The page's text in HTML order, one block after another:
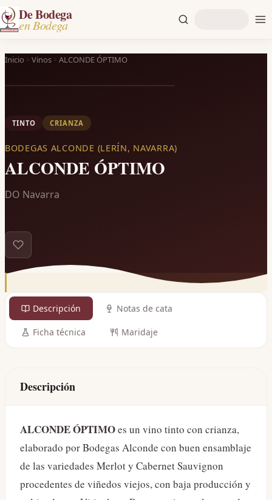
De Bodega
en Bodega
Inicio Vinos ALCONDE ÓPTIMO
TINTO CRIANZA
BODEGAS ALCONDE (LERÍN, NAVARRA)
ALCONDE ÓPTIMO
DO Navarra
Descripción Notas de cata
Ficha técnica Maridaje
Descripción
ALCONDE ÓPTIMOes un vino tinto con crianza,
elaborado por Bodegas Alconde con buen ensamblaje
de las variedades Merlot y Cabernet Sauvignon
procedentes de viñedos viejos, con baja producción y